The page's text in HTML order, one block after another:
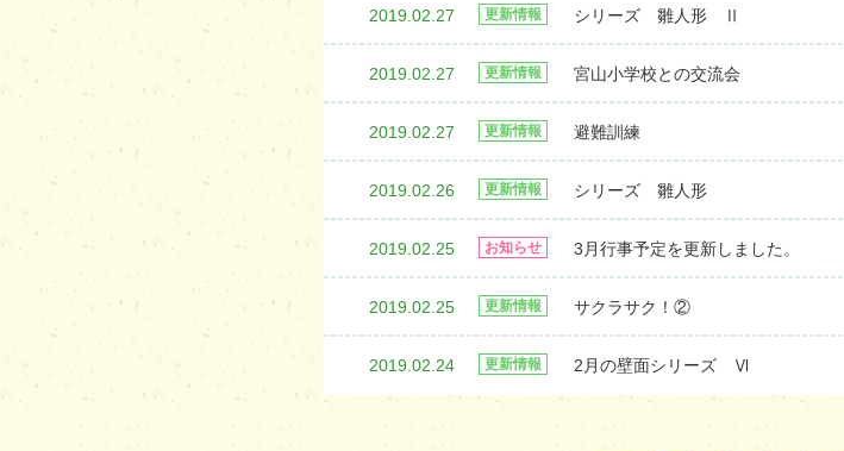
2019.02.27 更新情報 シリーズ 雛人形 Ⅱ
2019.02.27 更新情報 宮山小学校との交流会
2019.02.27 更新情報 避難訓練
2019.02.26 更新情報 シリーズ 雛人形
2019.02.25 お知らせ 3月行事予定を更新しました。
2019.02.25 更新情報 サクラサク！②
2019.02.24 更新情報 2月の壁面シリーズ Ⅵ